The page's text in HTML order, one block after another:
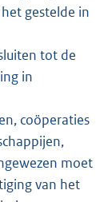
gestelde in
tot de
in
coöperaties
moet
van het